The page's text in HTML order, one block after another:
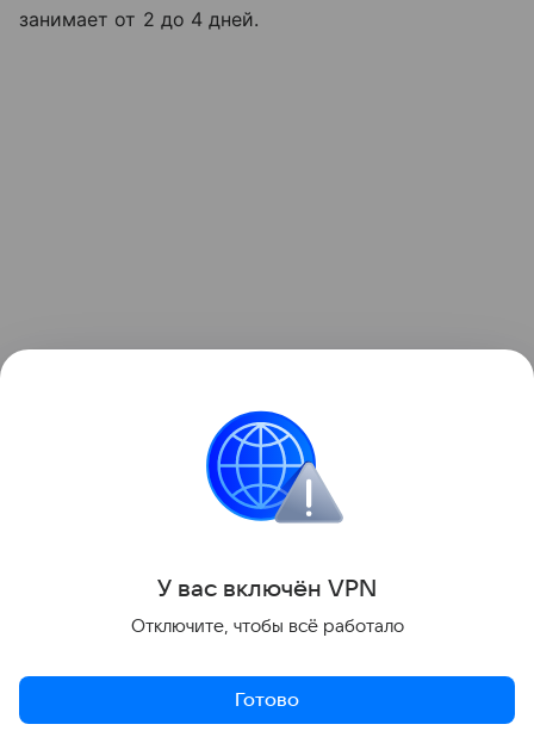
занимает от 2 до 4 дней.
7. Готовые ростки еще раз промойте, дайте воде
в холодильнике не более 2—3 дней.
качественные, целые и сухие бобы. Соблюдайте
чистоту на всех этапах, чтобы избежать развития
У вас включён VPN
Отключите, чтобы всё работало
Готово